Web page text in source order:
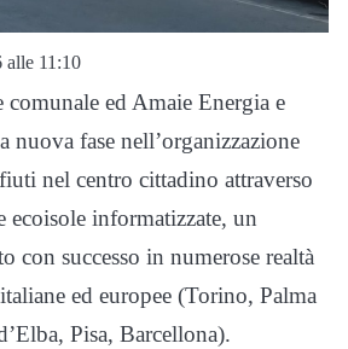
alle 11:10
ed Amaie Energia e
nuova fase nell’organizzazione
nel centro cittadino attraverso
ecoisole informatizzate, un
con successo in numerose realtà
ed europee (Torino, Palma
Pisa, Barcellona).